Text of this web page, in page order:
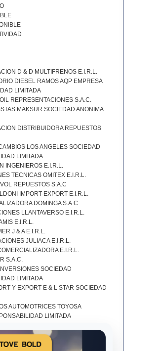
D & D MULTIFRENOS E.I.R.L.
DIESEL RAMOS AQP EMPRESA
LIMITADA
REPRESENTACIONES S.A.C.
MAKSUR SOCIEDAD ANONIMA
DISTRIBUIDORA REPUESTOS
LOS ANGELES SOCIEDAD
LIMITADA
INGENIEROS E.I.R.L.
TECNICAS OMITEX E.I.R.L.
REPUESTOS S.A.C
IMPORT-EXPORT E.I.R.L.
DOMINGA S.A.C
LLANTAVERSO E.I.R.L.
E.I.R.L.
J & A E.I.R.L.
JULIACA E.I.R.L.
E.I.R.L.
S.A.C.
SOCIEDAD
LIMITADA
Y EXPORT E & L STAR SOCIEDAD
AUTOMOTRICES TOYOSA
LIMITADA